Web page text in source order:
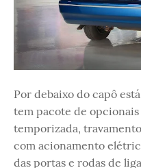
Por debaixo do capô
tem pacote de
temporizada,
com acionamento
das portas e rodas de